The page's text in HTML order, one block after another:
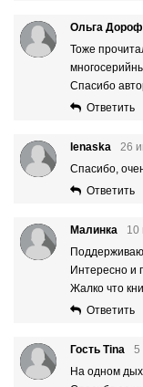
Ольга
Тоже
Спасибо
Ответить
lenaska
26
Спасибо,
Ответить
Малинка
10
Интересно и
Жалко что
Ответить
Гость Tina
5
На одном